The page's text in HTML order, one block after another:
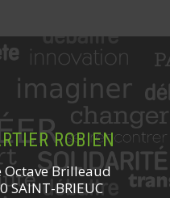
ROBIEN
Octave Brilleaud
SAINT-BRIEUC